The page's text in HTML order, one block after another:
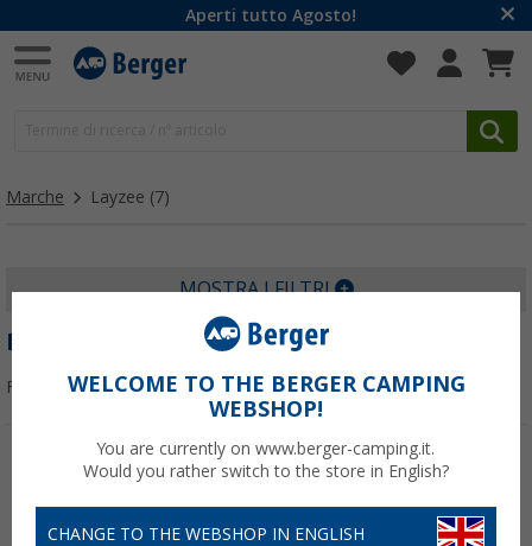
Aperti tutto Agosto!
Marche Layzee (7)
MOSTRA I FILTRI
LAYZEE
Filtrare per:WELCOME TO THE BERGER CAMPING
WEBSHOP!
You are currently on www.berger-camping.it.
Would you rather switch to the store in English?
CHANGE TO THE WEBSHOP IN ENGLISH